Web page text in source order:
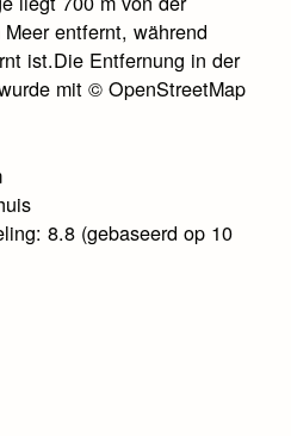
entfernt, während
ist.Die Entfernung in der
mit © OpenStreetMap
8.8 (gebaseerd op 10